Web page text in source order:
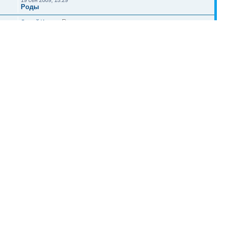
Роды
Сергей Иванов